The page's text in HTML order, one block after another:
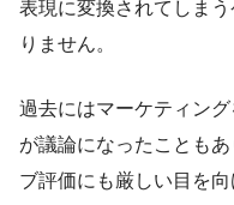
表現に変換されてしま
りません。
過去にはマーケティン
が議論になったことも
ブ評価にも厳しい目を